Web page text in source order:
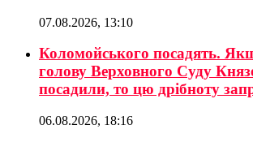
07.08.2026, 13:10
Коломойського посадять.
голову Верховного Суду
посадили, то цю дрібноту
06.08.2026, 18:16